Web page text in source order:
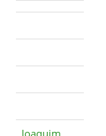
Joaquim